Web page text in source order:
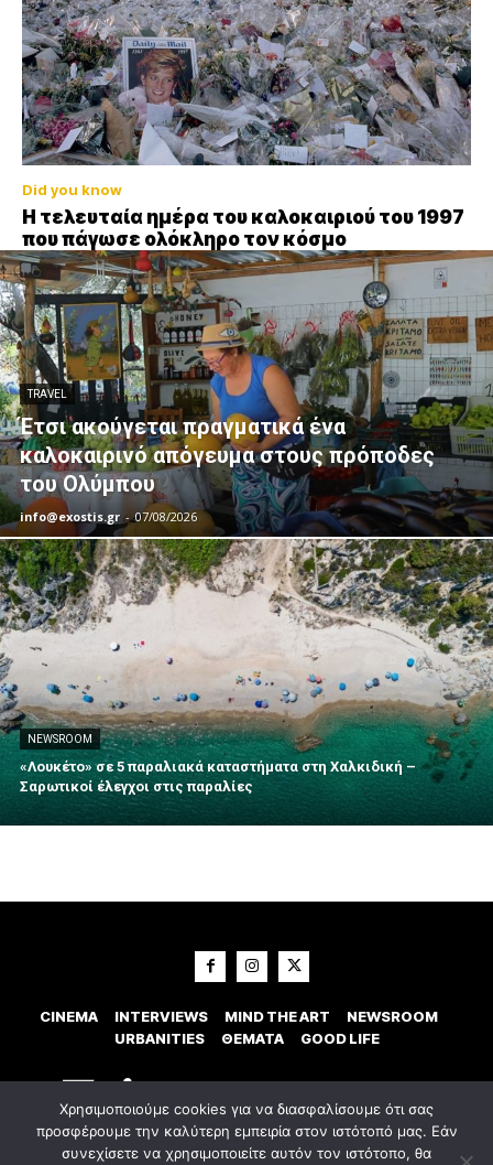
Did you know
Η τελευταία ημέρα του καλοκαιριού του 1997
που πάγωσε ολόκληρο τον κόσμο
TRAVEL
Έτσι ακούγεται πραγματικά ένα
καλοκαιρινό απόγευμα στους πρόποδες
του Ολύμπου
info@exostis.gr - 07/08/2026
NEWSROOM
«Λουκέτο» σε 5 παραλιακά καταστήματα στη Χαλκιδική –
Σαρωτικοί έλεγχοι στις παραλίες
CINEMA INTERVIEWS MIND THE ART
NEWSROOM
URBANITIES
ΘΕΜΑΤΑ GOOD LIFE
Χρησιμοποιούμε cookies για να διασφαλίσουμε ότι σας
προσφέρουμε την καλύτερη εμπειρία στον ιστότοπό μας. Εάν
συνεχίσετε να χρησιμοποιείτε αυτόν τον ιστότοπο, θα